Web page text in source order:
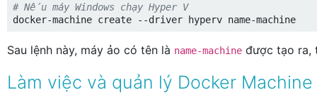
# Nếu máy Windows chạy Hyper V
Sau lệnh này, máy ảo có tên là name-machine được tạo ra,
Làm việc và quản lý Docker Machine